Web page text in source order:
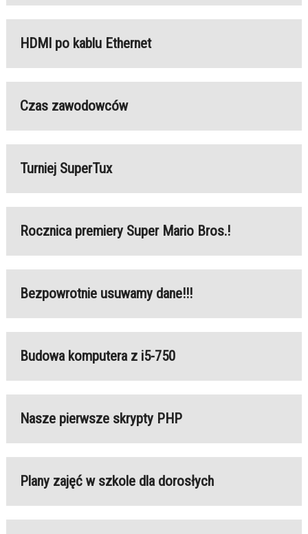
HDMI po kablu Ethernet
Czas zawodowców
Turniej SuperTux
Rocznica premiery Super Mario Bros.!
Bezpowrotnie usuwamy dane!!!
Budowa komputera z i5-750
Nasze pierwsze skrypty PHP
Plany zajęć w szkole dla dorosłych